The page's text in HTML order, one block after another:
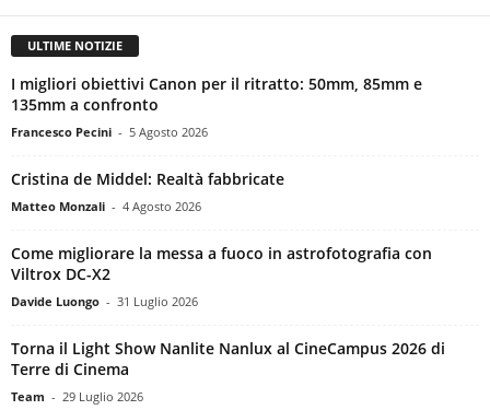
ULTIME NOTIZIE
I migliori obiettivi Canon per il ritratto: 50mm, 85mm e
135mm a confronto
Francesco Pecini - 5 Agosto 2026
Cristina de Middel: Realtà fabbricate
Matteo Monzali - 4 Agosto 2026
Come migliorare la messa a fuoco in astrofotografia con
Viltrox DC-X2
Davide Luongo - 31 Luglio 2026
Torna il Light Show Nanlite Nanlux al CineCampus 2026 di
Terre di Cinema
Team - 29 Luglio 2026